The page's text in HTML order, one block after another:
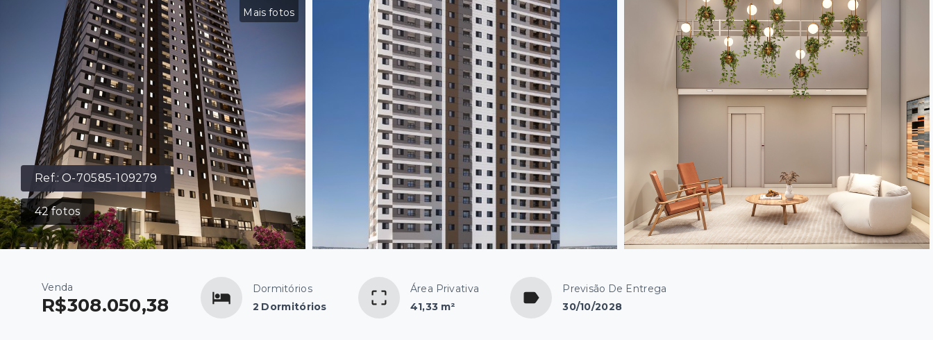
Ref.:O-70585-109279
42fotos
Mais fotos
Venda
R$308.050,38
Dormitórios
2 Dormitórios
Área Privativa
41,33 m²
Previsão De Entrega
30/10/2028